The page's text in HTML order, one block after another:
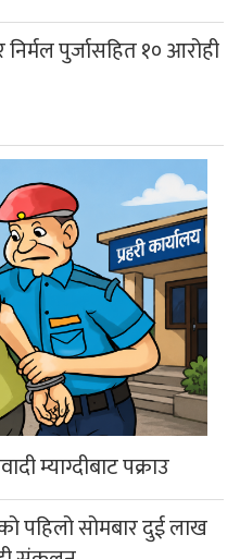
निर्मल पुर्जासहित १० आरोही
म्याग्दीबाट पक्राउ
पहिलो सोमबार दुई लाख